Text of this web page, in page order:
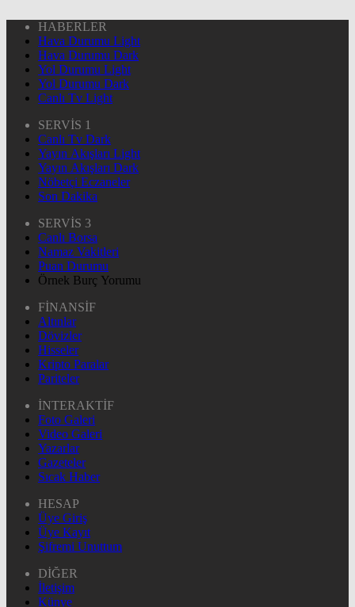
HABERLER
Hava Durumu Light
Hava Durumu Dark
Yol Durumu Light
Yol Durumu Dark
Canlı Tv Light
SERVİS 1
Canlı Tv Dark
Yayın Akışları Light
Yayın Akışları Dark
Nöbetçi Eczaneler
Son Dakika
SERVİS 3
Canlı Borsa
Namaz Vakitleri
Puan Durumu
Örnek Burç Yorumu
FİNANSİF
Altınlar
Dövizler
Hisseler
Kripto Paralar
Pariteler
İNTERAKTİF
Foto Galeri
Video Galeri
Yazarlar
Gazeteler
Sıcak Haber
HESAP
Üye Giriş
Üye Kayıt
Şifremi Unuttum
DİĞER
İletişim
Künye